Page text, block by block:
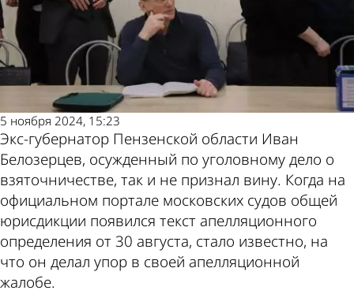
5 ноября 2024, 15:23
Экс-губернатор Пензенской области Иван
Белозерцев, осужденный по уголовному дело о
взяточничестве, так и не признал вину. Когда на
официальном портале московских судов общей
юрисдикции появился текст апелляционного
определения от 30 августа, стало известно, на
что он делал упор в своей апелляционной
жалобе.
теме
валют в
Пензе